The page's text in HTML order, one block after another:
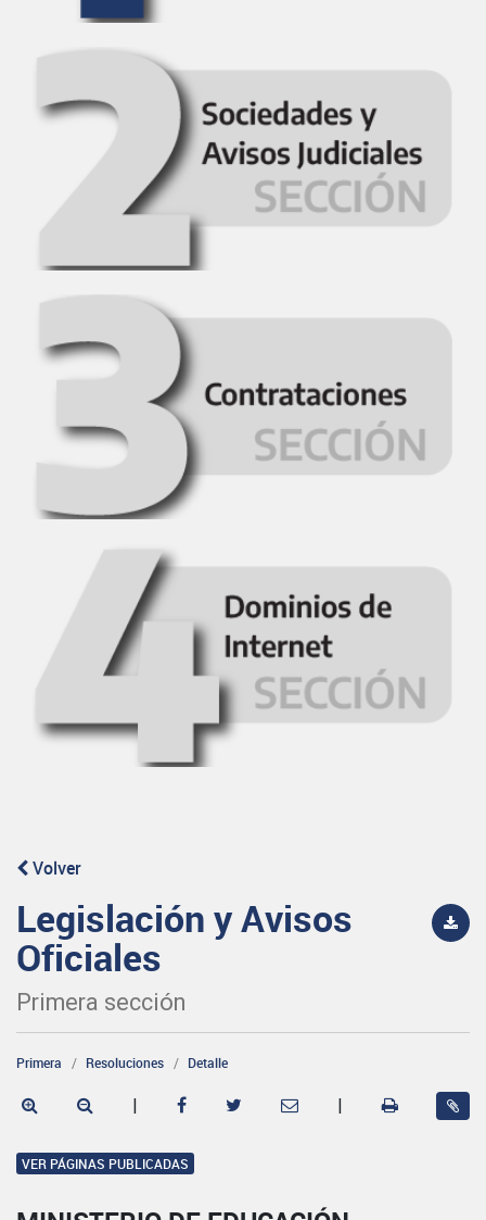
Volver
Legislación y Avisos
Oficiales
Primera sección
Primera Resoluciones Detalle
| |
VER PÁGINAS PUBLICADAS